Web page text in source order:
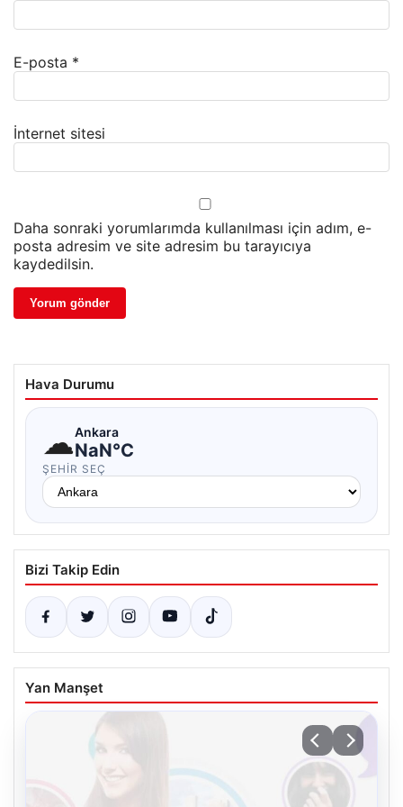
E-posta *
İnternet sitesi
Daha sonraki yorumlarımda kullanılması için adım, e-
posta adresim ve site adresim bu tarayıcıya
kaydedilsin.
Hava Durumu
☁Ankara
NaN°C
ŞEHIR SEÇ
Bizi Takip Edin
Yan Manşet